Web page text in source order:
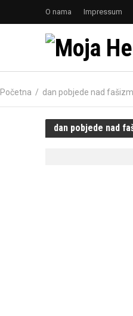
O nama Impressum
Početna / dan pobjede nad
dan pobjede nad